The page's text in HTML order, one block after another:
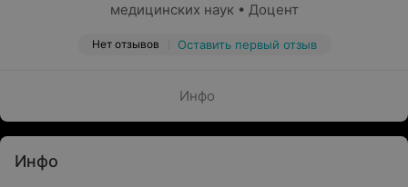
медицинских наук • Доцент
Нет отзывов Оставить первый отзыв
Инфо
Инфо